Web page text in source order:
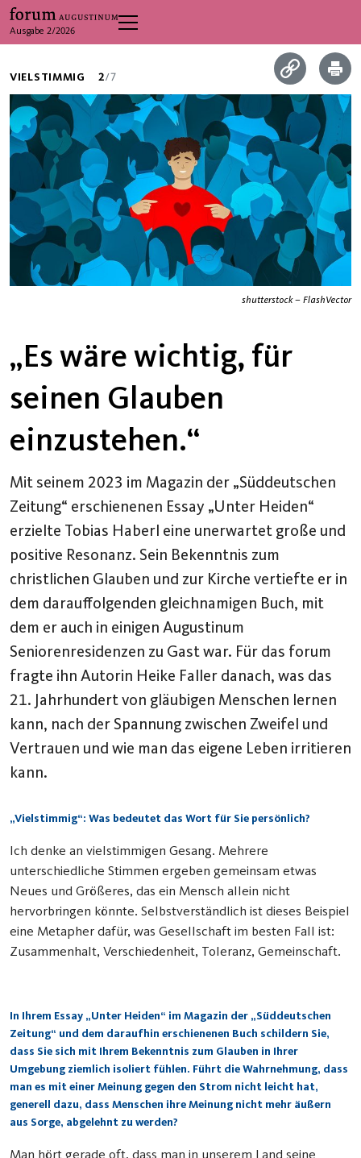
Ausgabe 2/2026
VIELSTIMMIG 2/7
shutterstock – FlashVector
„Es wäre wichtig, für
seinen Glauben
einzustehen.“
Mit seinem 2023 im Magazin der „Süddeutschen
Zeitung“ erschienenen Essay „Unter Heiden“
erzielte Tobias Haberl eine unerwartet große und
positive Resonanz. Sein Bekenntnis zum
christlichen Glauben und zur Kirche vertiefte er in
dem darauffolgenden gleichnamigen Buch, mit
dem er auch in einigen Augustinum
Seniorenresidenzen zu Gast war. Für das forum
fragte ihn Autorin Heike Faller danach, was das
21. Jahrhundert von gläubigen Menschen lernen
kann, nach der Spannung zwischen Zweifel und
Vertrauen und wie man das eigene Leben irritieren
kann.
„Vielstimmig“: Was bedeutet das Wort für Sie persönlich?
Ich denke an vielstimmigen Gesang. Mehrere
unterschiedliche Stimmen ergeben gemeinsam etwas
Neues und Größeres, das ein Mensch allein nicht
hervorbringen könnte. Selbstverständlich ist dieses Beispiel
eine Metapher dafür, was Gesellschaft im besten Fall ist:
Zusammenhalt, Verschiedenheit, Toleranz, Gemeinschaft.
In Ihrem Essay „Unter Heiden“ im Magazin der „Süddeutschen
Zeitung“ und dem daraufhin erschienenen Buch schildern Sie,
dass Sie sich mit Ihrem Bekenntnis zum Glauben in Ihrer
Umgebung ziemlich isoliert fühlen. Führt die Wahrnehmung, dass
man es mit einer Meinung gegen den Strom nicht leicht hat,
generell dazu, dass Menschen ihre Meinung nicht mehr äußern
aus Sorge, abgelehnt zu werden?
Man hört gerade oft, dass man in unserem Land seine